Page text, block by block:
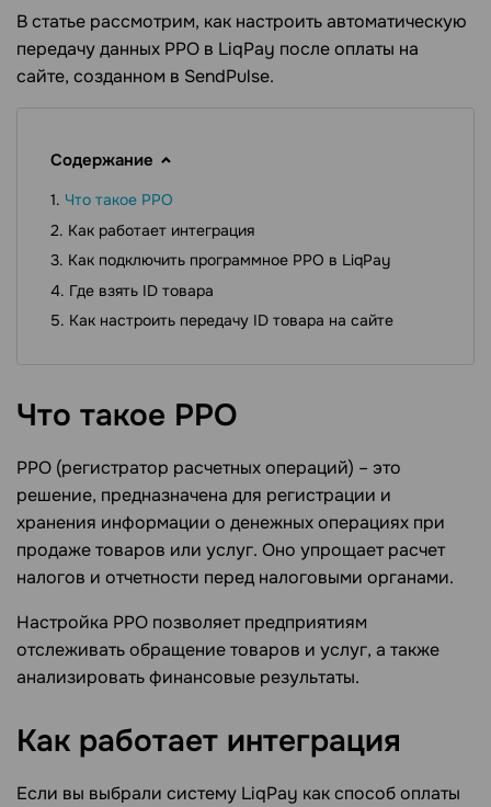
В статье рассмотрим, как настроить автоматическую
передачу данных РРО в LiqPay после оплаты на
сайте, созданном в SendPulse.
Содержание
Что такое РРО
Как работает интеграция
Как подключить программное РРО в LiqPay
Где взять ID товара
Как настроить передачу ID товара на сайте
Что такое РРО
РРО (регистратор расчетных операций) – это
решение, предназначена для регистрации и
хранения информации о денежных операциях при
продаже товаров или услуг. Оно упрощает расчет
налогов и отчетности перед налоговыми органами.
Настройка РРО позволяет предприятиям
отслеживать обращение товаров и услуг, а также
анализировать финансовые результаты.
Как работает интеграция
Если вы выбрали систему LiqРay как способ оплаты